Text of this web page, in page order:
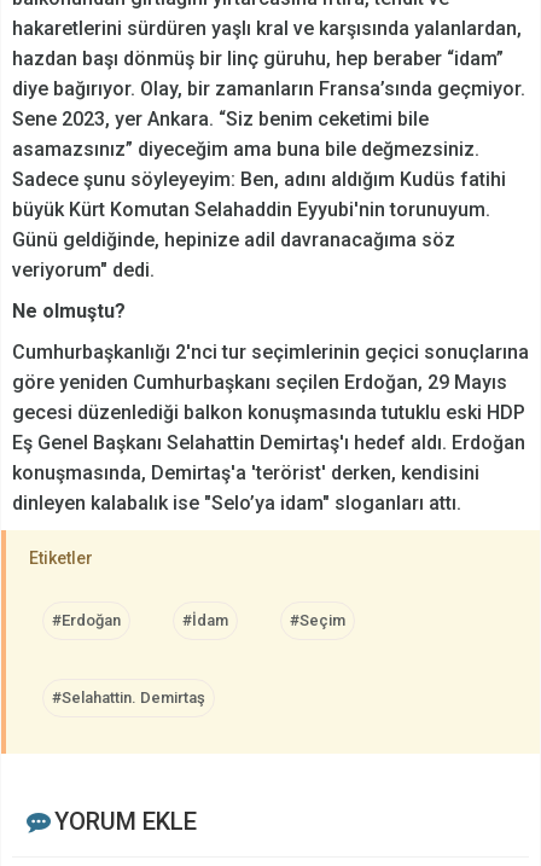
hakaretlerini sürdüren yaşlı kral ve karşısında yalanlardan,
hazdan başı dönmüş bir linç güruhu, hep beraber “idam”
diye bağırıyor. Olay, bir zamanların Fransa’sında geçmiyor.
Sene 2023, yer Ankara. “Siz benim ceketimi bile
asamazsınız” diyeceğim ama buna bile değmezsiniz.
Sadece şunu söyleyeyim: Ben, adını aldığım Kudüs fatihi
büyük Kürt Komutan Selahaddin Eyyubi'nin torunuyum.
Günü geldiğinde, hepinize adil davranacağıma söz
veriyorum" dedi.
Ne olmuştu?
Cumhurbaşkanlığı 2'nci tur seçimlerinin geçici sonuçlarına
göre yeniden Cumhurbaşkanı seçilen Erdoğan, 29 Mayıs
gecesi düzenlediği balkon konuşmasında tutuklu eski HDP
Eş Genel Başkanı Selahattin Demirtaş'ı hedef aldı. Erdoğan
konuşmasında, Demirtaş'a 'terörist' derken, kendisini
dinleyen kalabalık ise "Selo’ya idam" sloganları attı.
Etiketler
#Erdoğan #İdam #Seçim
#Selahattin. Demirtaş
YORUM EKLE